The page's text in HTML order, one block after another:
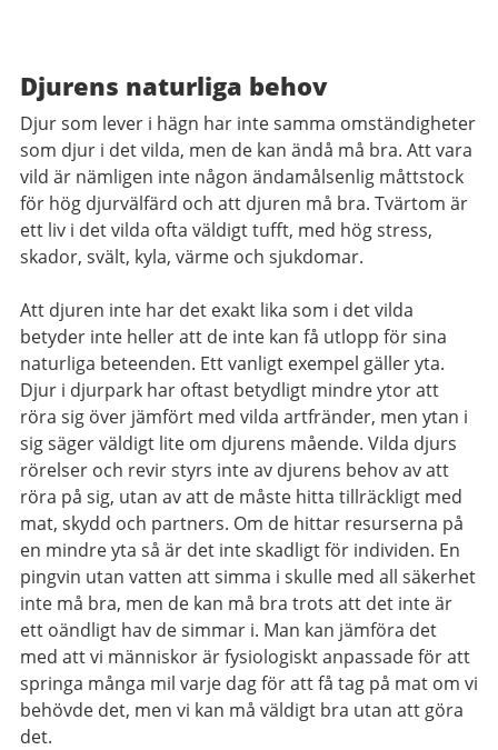
Djurens naturliga behov
Djur som lever i hägn har inte samma omständigheter
som djur i det vilda, men de kan ändå må bra. Att vara
vild är nämligen inte någon ändamålsenlig måttstock
för hög djurvälfärd och att djuren må bra. Tvärtom är
ett liv i det vilda ofta väldigt tufft, med hög stress,
skador, svält, kyla, värme och sjukdomar.
Att djuren inte har det exakt lika som i det vilda
betyder inte heller att de inte kan få utlopp för sina
naturliga beteenden. Ett vanligt exempel gäller yta.
Djur i djurpark har oftast betydligt mindre ytor att
röra sig över jämfört med vilda artfränder, men ytan i
sig säger väldigt lite om djurens mående. Vilda djurs
rörelser och revir styrs inte av djurens behov av att
röra på sig, utan av att de måste hitta tillräckligt med
mat, skydd och partners. Om de hittar resurserna på
en mindre yta så är det inte skadligt för individen. En
pingvin utan vatten att simma i skulle med all säkerhet
inte må bra, men de kan må bra trots att det inte är
ett oändligt hav de simmar i. Man kan jämföra det
med att vi människor är fysiologiskt anpassade för att
springa många mil varje dag för att få tag på mat om vi
behövde det, men vi kan må väldigt bra utan att göra
det.